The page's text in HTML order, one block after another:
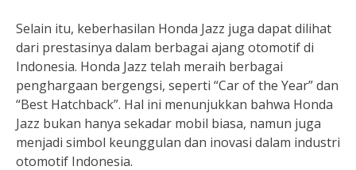
Selain itu, keberhasilan Honda Jazz juga dapat dilihat
dari prestasinya dalam berbagai ajang otomotif di
Indonesia. Honda Jazz telah meraih berbagai
penghargaan bergengsi, seperti “Car of the Year” dan
“Best Hatchback”. Hal ini menunjukkan bahwa Honda
Jazz bukan hanya sekadar mobil biasa, namun juga
menjadi simbol keunggulan dan inovasi dalam industri
otomotif Indonesia.